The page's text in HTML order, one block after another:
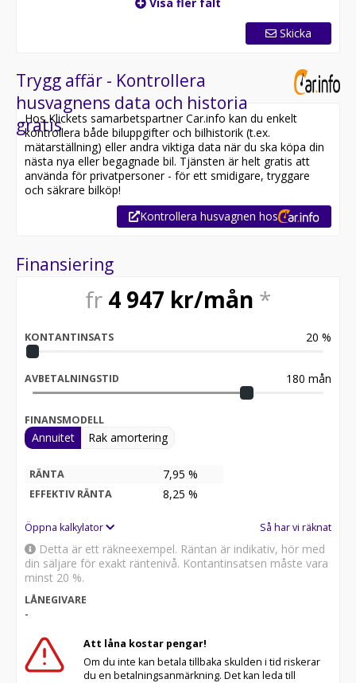
Skicka
Trygg affär - Kontrollera
husvagnens data och historia
gratis
Hos Klickets samarbetspartner Car.info kan du enkelt
kontrollera både biluppgifter och bilhistorik (t.ex.
mätarställning) eller andra viktiga data när du ska köpa din
nästa nya eller begagnade bil. Tjänsten är helt gratis att
använda för privatpersoner - för ett smidigare, tryggare
och säkrare bilköp!
Kontrollera husvagnen hos
Finansiering
fr 4 947 kr/mån *
KONTANTINSATS 20 %
AVBETALNINGSTID 180 mån
FINANSMODELL
Annuitet Rak amortering
RÄNTA 7,95 %
EFFEKTIV RÄNTA 8,25 %
Öppna kalkylator Så har vi räknat
Detta är ett räkneexempel. Räntan är indikativ, hör med
din säljare för exakt räntenivå. Kontantinsatsen måste vara
minst 20 %.
LÅNEGIVARE
-
Att låna kostar pengar!
Om du inte kan betala tillbaka skulden i tid riskerar
du en betalningsanmärkning. Det kan leda till